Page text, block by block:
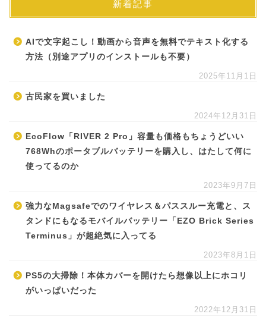
新着記事
AIで文字起こし！動画から音声を無料でテキスト化する
方法（別途アプリのインストールも不要）
2025年11月1日
古民家を買いました
2024年12月31日
EcoFlow「RIVER 2 Pro」容量も価格もちょうどいい
768Whのポータブルバッテリーを購入し、はたして何に
使ってるのか
2023年9月7日
強力なMagsafeでのワイヤレス＆パススルー充電と、ス
タンドにもなるモバイルバッテリー「EZO Brick Series
Terminus」が超絶気に入ってる
2023年8月1日
PS5の大掃除！本体カバーを開けたら想像以上にホコリ
がいっぱいだった
2022年12月31日